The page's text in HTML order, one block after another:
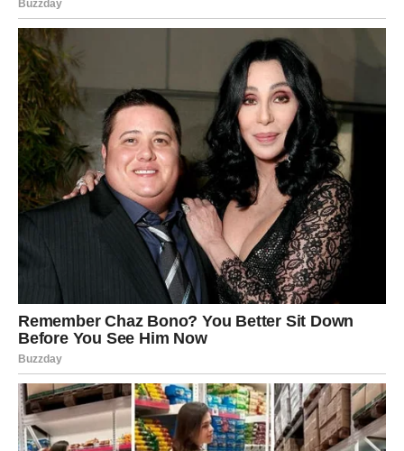
Karma vam vraća unutrašnji spokoj
Pred vama su mnogo sretniji trenuci.
VAGA
Indijska astrologija vam donosi veoma romantičan i
sudbinski period.